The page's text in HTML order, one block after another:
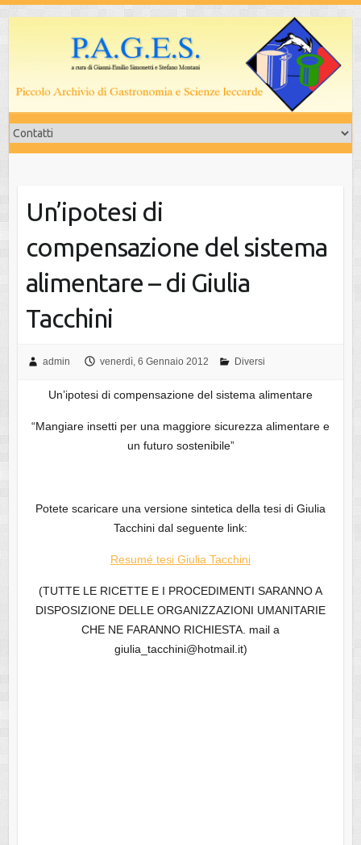
Un’ipotesi di
compensazione del sistema
alimentare – di Giulia
Tacchini
admin venerdì, 6 Gennaio 2012 Diversi
Un’ipotesi di compensazione del sistema alimentare
“Mangiare insetti per una maggiore sicurezza alimentare e
un futuro sostenibile”
Potete scaricare una versione sintetica della tesi di Giulia
Tacchini dal seguente link:
Resumé tesi Giulia Tacchini
(TUTTE LE RICETTE E I PROCEDIMENTI SARANNO A
DISPOSIZIONE DELLE ORGANIZZAZIONI UMANITARIE
CHE NE FARANNO RICHIESTA. mail a
giulia_tacchini@hotmail.it)